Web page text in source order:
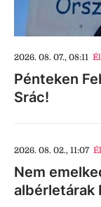
2026. 08. 07., 08:11
Pénteken
Srác!
2026. 08. 02., 11:07
Nem
albérletárak